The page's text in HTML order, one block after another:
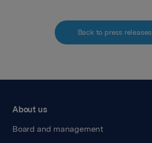
Back to press releases
About us
Board and management